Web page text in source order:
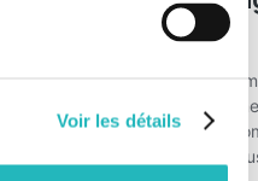
Voir les détails